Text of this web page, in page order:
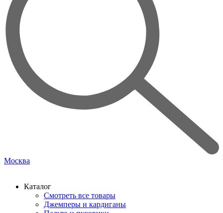
Москва
Каталог
Смотреть все товары
Джемперы и кардиганы